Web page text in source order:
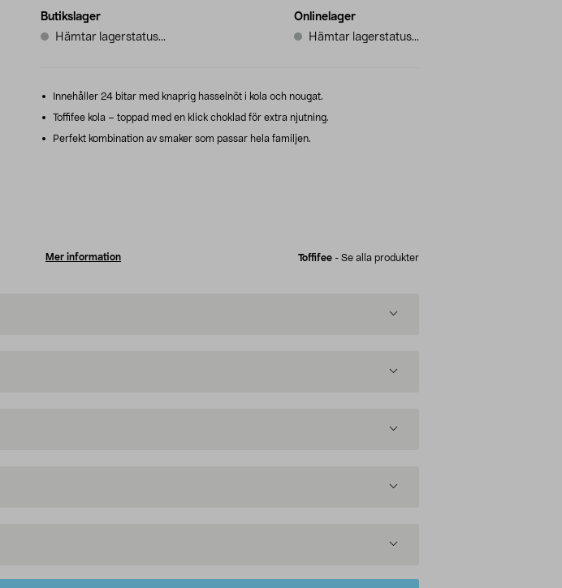
Butikslager
Hämtar lagerstatus...
Onlinelager
Hämtar lagerstatus...
Innehåller 24 bitar med knaprig hasselnöt i kola och nougat.
Toffifee kola – toppad med en klick choklad för extra njutning.
Perfekt kombination av smaker som passar hela familjen.
Mer information Toffifee - Se alla produkter